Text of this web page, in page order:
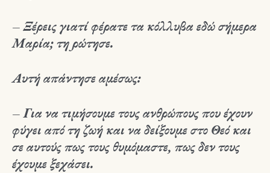
– Ξέρεις γιατί φέρατε τα κόλλυβα εδώ σήμερα
Μαρία; τη ρώτησε.
Αυτή απάντησε αμέσως:
– Για να τιμήσουμε τους ανθρώπους που έχουν
φύγει από τη ζωή και να δείξουμε στο Θεό και
σε αυτούς πως τους θυμόμαστε, πως δεν τους
έχουμε ξεχάσει.